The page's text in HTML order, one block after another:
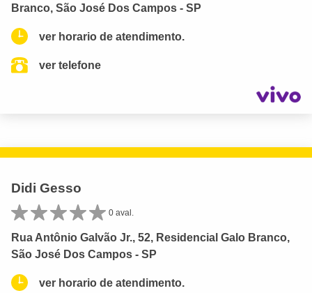
Branco, São José Dos Campos - SP
ver horario de atendimento.
ver telefone
Didi Gesso
0 aval.
Rua Antônio Galvão Jr., 52, Residencial Galo Branco,
São José Dos Campos - SP
ver horario de atendimento.